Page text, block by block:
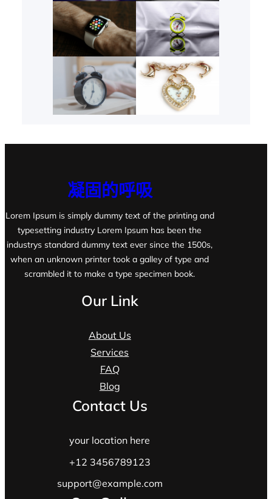
凝固的呼吸
Lorem Ipsum is simply dummy text of the printing and
typesetting industry Lorem Ipsum has been the
industrys standard dummy text ever since the 1500s,
when an unknown printer took a galley of type and
scrambled it to make a type specimen book.
Our Link
About Us
Services
FAQ
Blog
Contact Us
your location here
+12 3456789123
support@example.com